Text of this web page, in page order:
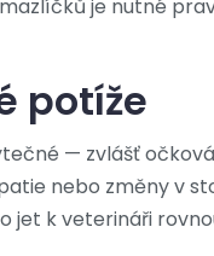
je nutné
potíže
— zvlášť
nebo změny v
jet k veterináři